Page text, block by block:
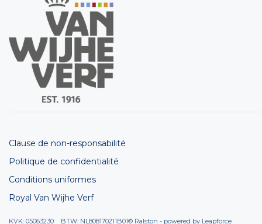
Clause de non-responsabilité
Politique de confidentialité
Conditions uniformes
Royal Van Wijhe Verf
KVK: 05063230 BTW: NL808170211B01© Ralston - powered by Leapforce